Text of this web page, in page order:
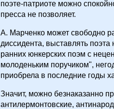
поэте-патриоте можно
пресса не позволяет.
А. Марченко может свободно
диссидента, выставлять
ранних юнкерских поэм с
молоденьким поручиком",
приобрела в последние годы
Значит, можно безнаказанно
антилермонтовские,